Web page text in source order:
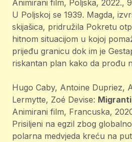
Animirani film, Poljska, 2022.,
U Poljskoj se 1939. Magda,
skijašica, pridružila Pokretu
hitnom situacijom u kojoj
prijeđu granicu dok im je
riskantan plan kako da prođu
Hugo Caby, Antoine Dupriez,
Lermytte, Zoé Devise: Migranti
Animirani film, Francuska,
Prisiljeni na egzil zbog
polarna medvjeda kreću na